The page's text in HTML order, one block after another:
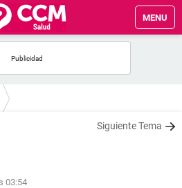
MENU
Siguiente Tema
03:54